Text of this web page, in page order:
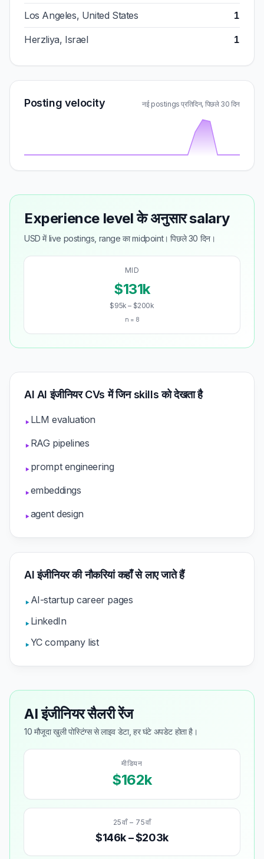
Los Angeles, United States 1
Herzliya, Israel 1
Posting velocity नई postings प्रतिदिन, पिछले 30 दिन
Experience level के अनुसार salary
USD में live postings, range का midpoint। पिछले 30 दिन।
MID
$131k
$95k – $200k
n = 8
AI AI इंजीनियर CVs में जिन skills को देखता है
▸LLM evaluation
▸RAG pipelines
▸prompt engineering
▸embeddings
▸agent design
AI इंजीनियर की नौकरियां कहाँ से लाए जाते हैं
▸AI-startup career pages
▸LinkedIn
▸YC company list
AI इंजीनियर सैलरी रेंज
10 मौजूदा खुली पोस्टिंग्स से लाइव डेटा, हर घंटे अपडेट होता है।
मीडियन
$162k
25वाँ – 75वाँ
$146k – $203k